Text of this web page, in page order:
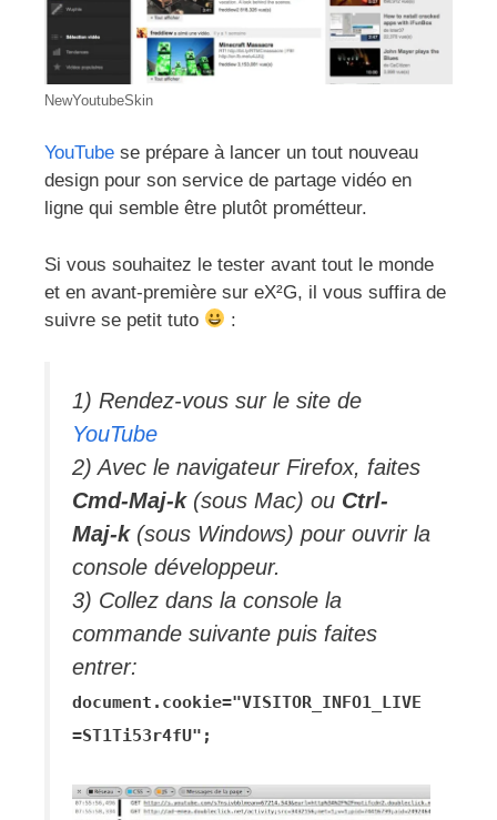
NewYoutubeSkin
YouTube se prépare à lancer un tout nouveau
design pour son service de partage vidéo en
ligne qui semble être plutôt prométteur.
Si vous souhaitez le tester avant tout le monde
et en avant-première sur eX²G, il vous suffira de
suivre se petit tuto
:
1) Rendez-vous sur le site de
YouTube
2) Avec le navigateur Firefox, faites
Cmd-Maj-k(sous Mac) ou Ctrl-
Maj-k (sous Windows) pour ouvrir la
console développeur.
3) Collez dans la console la
commande suivante puis faites
entrer:
document.cookie="VISITOR_INFO1_LIVE
=ST1Ti53r4fU";